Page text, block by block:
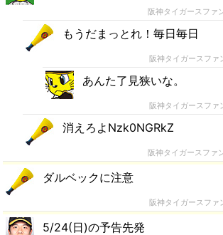
阪神タイガースファ
もうだまっとれ！毎日毎日
阪神タイガースファ
あんた了見狭いな。
阪神タイガースファ
消えろよNzk0NGRkZ
阪神タイガースファ
ダルベックに注意
阪神タイガースファ
5/24(日)の予告先発